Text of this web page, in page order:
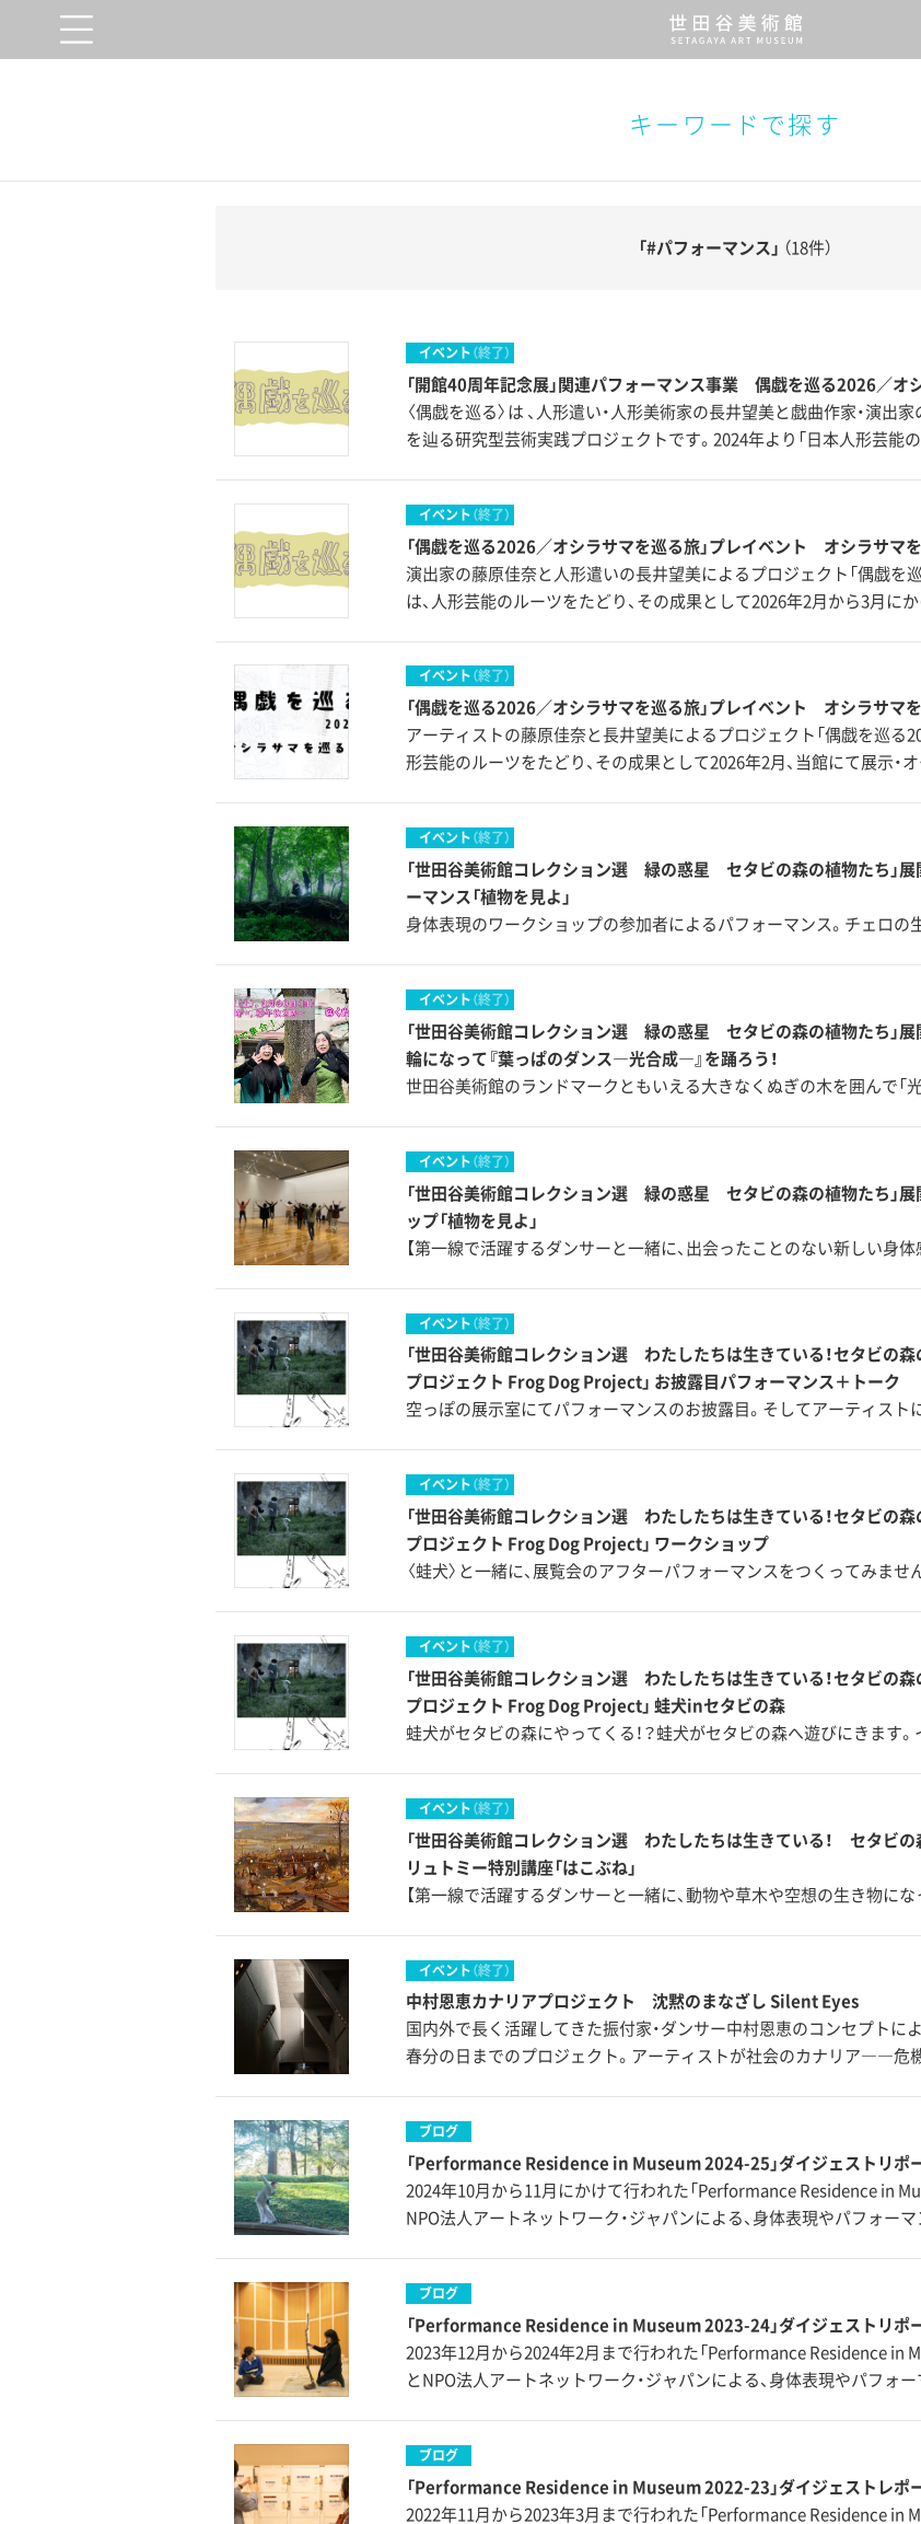
キーワードで探す
「#パフォーマンス」 （18件）
イベント （終了）
「開館40周年記念展」関連パフォーマンス事業 偶戯を巡る2026／オ
〈偶戯を巡る〉は 、人形遣い・人形美術家の長井望美と戯曲作家・演出
を辿る研究型芸術実践プロジェクトです。2024年より「日本人形芸能
イベント （終了）
「偶戯を巡る2026／オシラサマを巡る旅」プレイベント オシラサ
演出家の藤原佳奈と人形遣いの長井望美によるプロジェクト「偶戯を
は、人形芸能のルーツをたどり、その成果として2026年2月から3月に
イベント （終了）
「偶戯を巡る2026／オシラサマを巡る旅」プレイベント オシラサマ
アーティストの藤原佳奈と長井望美によるプロジェクト「偶戯を巡る
形芸能のルーツをたどり、その成果として2026年2月、当館にて展示・
イベント （終了）
「世田谷美術館コレクション選 緑の惑星 セタビの森の植物たち」
ーマンス「植物を見よ」
身体表現のワークショップの参加者によるパフォーマンス。チェロの
イベント （終了）
「世田谷美術館コレクション選 緑の惑星 セタビの森の植物たち」
輪になって『葉っぱのダンス―光合成―』を踊ろう！
世田谷美術館のランドマークともいえる大きなくぬぎの木を囲んで「
イベント （終了）
「世田谷美術館コレクション選 緑の惑星 セタビの森の植物たち」
ップ「植物を見よ」
【第一線で活躍するダンサーと一緒に、出会ったことのない新しい身
イベント （終了）
「世田谷美術館コレクション選 わたしたちは生きている！セタビの
プロジェクト Frog Dog Project」 お披露目パフォーマンス＋トーク
空っぽの展示室にてパフォーマンスのお披露目。そしてアーティスト
イベント （終了）
「世田谷美術館コレクション選 わたしたちは生きている！セタビの
プロジェクト Frog Dog Project」 ワークショップ
〈蛙犬〉と一緒に、展覧会のアフターパフォーマンスをつくってみま
イベント （終了）
「世田谷美術館コレクション選 わたしたちは生きている！セタビの
プロジェクト Frog Dog Project」 蛙犬inセタビの森
蛙犬がセタビの森にやってくる！？蛙犬がセタビの森へ遊びにきます
イベント （終了）
「世田谷美術館コレクション選 わたしたちは生きている！ セタビ
リュトミー特別講座「はこぶね」
【第一線で活躍するダンサーと一緒に、動物や草木や空想の生き物に
イベント （終了）
中村恩恵カナリアプロジェクト 沈黙のまなざし Silent Eyes
国内外で長く活躍してきた振付家・ダンサー中村恩恵のコンセプトに
春分の日までのプロジェクト。アーティストが社会のカナリア――危
ブログ
「Performance Residence in Museum 2024-25」ダイジェストリポ
2024年10月から11月にかけて行われた「Performance Residence in
NPO法人アートネットワーク・ジャパンによる、身体表現やパフォー
ブログ
「Performance Residence in Museum 2023-24」ダイジェストリポ
2023年12月から2024年2月まで行われた「Performance Residence in
とNPO法人アートネットワーク・ジャパンによる、身体表現やパフォ
ブログ
「Performance Residence in Museum 2022-23」ダイジェストレポ
2022年11月から2023年3月まで行われた「Performance Residence in